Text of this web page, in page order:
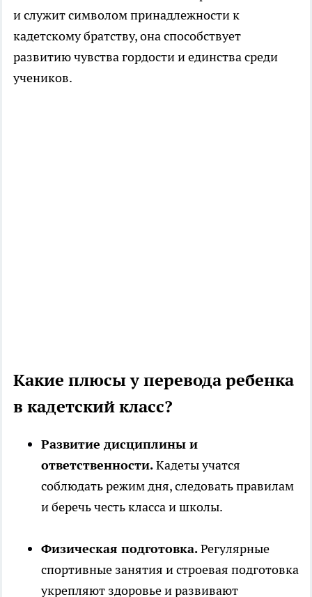
и служит символом принадлежности к
кадетскому братству, она способствует
развитию чувства гордости и единства среди
учеников.
Какие плюсы у перевода ребенка
в кадетский класс?
Развитие дисциплины и
ответственности.Кадеты учатся
соблюдать режим дня, следовать правилам
и беречь честь класса и школы.
Физическая подготовка.Регулярные
спортивные занятия и строевая подготовка
укрепляют здоровье и развивают